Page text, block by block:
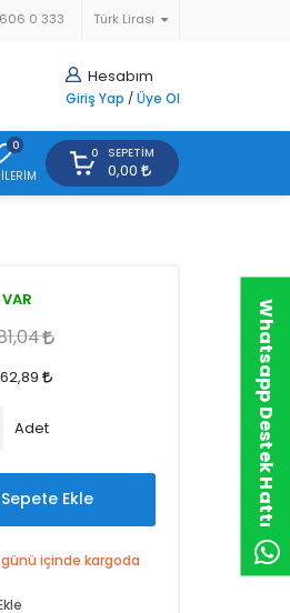
Türk Lirası
0 333
Hesabım
Giriş Yap / Üye Ol
0
0 SEPETIM
0,00
VAR
62,89
Adet
Sepete Ekle
içinde kargoda
Whatsapp Destek Hattı